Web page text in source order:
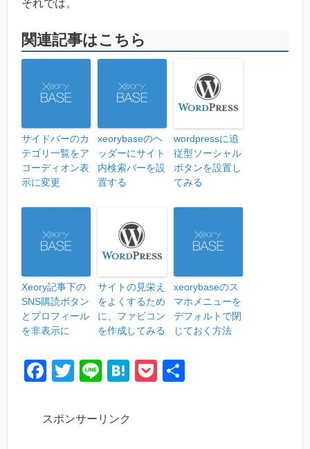
それでは。
関連記事はこちら
サイドバーのカ
テゴリ一覧をア
コーディオン表
示に変更
xeorybaseのヘ
ッダーにサイト
内検索バーを設
置する
wordpressに追
従型ソーシャル
ボタンを設置し
てみる
Xeory記事下の
SNS購読ボタン
とプロフィール
を非表示に
サイトの見栄え
をよくするため
に、ファビコン
を作成してみる
xeorybaseのス
マホメニューを
デフォルトで閉
じておく方法
F
c
T
tt
Li
e
H
P
スポンサーリンク